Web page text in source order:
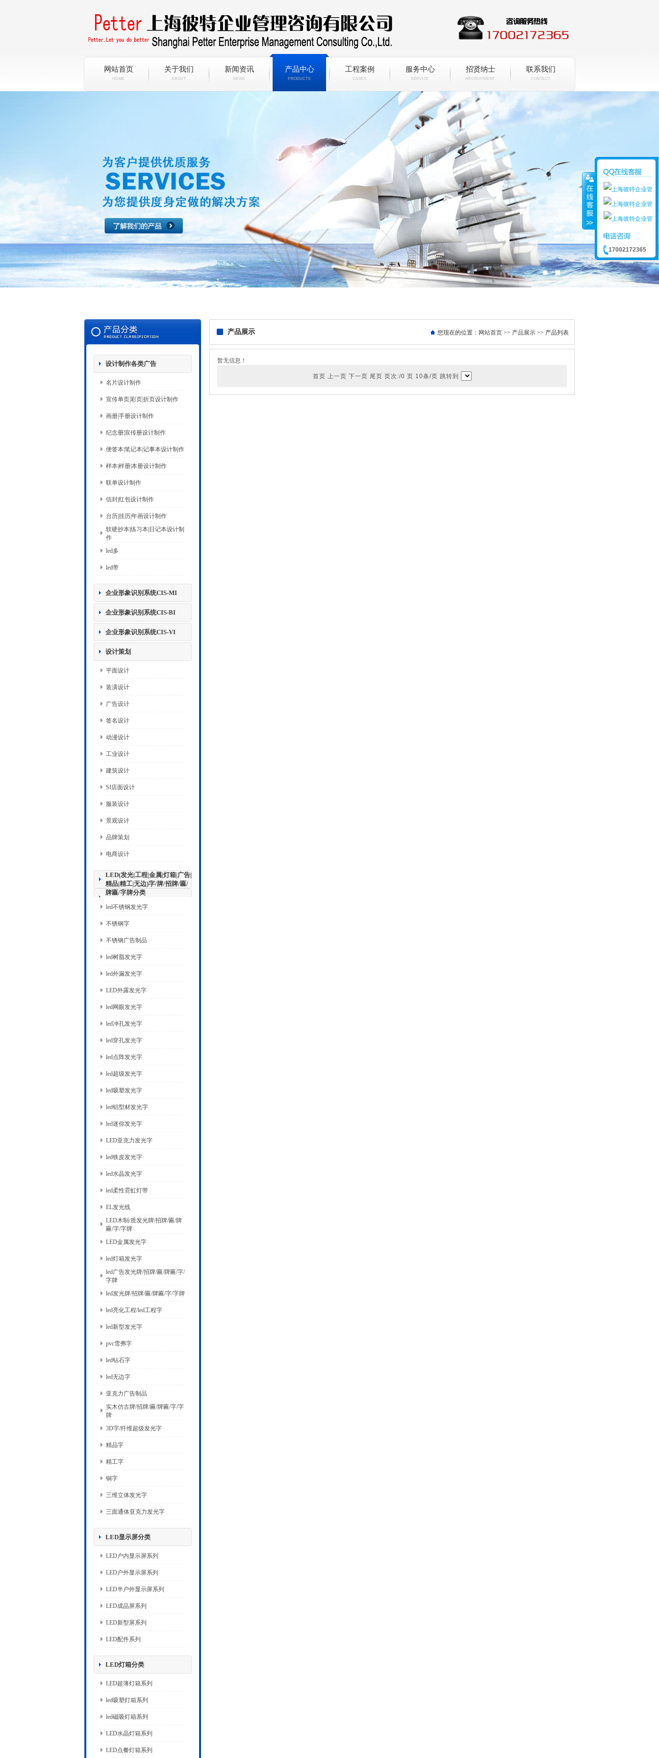
网站首页
HOME
关于我们
ABOUT
新闻资讯
NEWS
产品中心
PRODUCTS
工程案例
CASES
服务中心
SERVICE
招贤纳士
RECRUITMENT
联系我们
CONTACT
设计制作各类广告
名片设计制作
宣传单页|彩页|折页设计制作
画册|手册设计制作
纪念册|宣传册设计制作
便签本|笔记本|记事本设计制作
样本|样册|本册设计制作
联单设计制作
信封|红包设计制作
台历|挂历|年画设计制作
软硬抄本|练习本|日记本设计制
作
led多
led带
企业形象识别系统CIS-MI
企业形象识别系统CIS-BI
企业形象识别系统CIS-VI
设计策划
平面设计
装潢设计
广告设计
签名设计
动漫设计
工业设计
建筑设计
SI店面设计
服装设计
景观设计
品牌策划
电商设计
LED(发光|工程|金属|灯箱|广告|
精品|精工|无边)字/牌/招牌/匾/
牌匾/字牌分类
led不锈钢发光字
不锈钢字
不锈钢广告制品
led树脂发光字
led外漏发光字
LED外露发光字
led网眼发光字
led冲孔发光字
led穿孔发光字
led点阵发光字
led超级发光字
led吸塑发光字
led铝型材发光字
led迷你发光字
LED亚克力发光字
led铁皮发光字
led水晶发光字
led柔性霓虹灯带
EL发光线
LED木制/质发光牌/招牌/匾/牌
匾/字/字牌
LED金属发光字
led灯箱发光字
led广告发光牌/招牌/匾/牌匾/字/
字牌
led发光牌/招牌/匾/牌匾/字/字牌
led亮化工程/led工程字
led新型发光字
pvc雪弗字
led钻石字
led无边字
亚克力广告制品
实木仿古牌/招牌/匾/牌匾/字/字
牌
3D字/纤维超级发光字
精品字
精工字
铜字
三维立体发光字
三面通体亚克力发光字
LED显示屏分类
LED户内显示屏系列
LED户外显示屏系列
LED半户外显示屏系列
LED成品屏系列
LED新型屏系列
LED配件系列
LED灯箱分类
LED超薄灯箱系列
led吸塑灯箱系列
led磁吸灯箱系列
LED水晶灯箱系列
LED点餐灯箱系列
产品展示 您现在的位置： 网站首页 >> 产品展示 >> 产品列表
暂无信息！
首页 上一页 下一页 尾页 页次:/0 页 10条/页 跳转到
17002172365